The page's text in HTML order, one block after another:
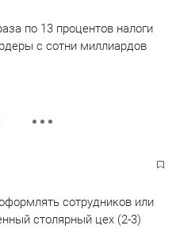
по 13 процентов налоги
с сотни миллиардов
сотрудников или
столярный цех (2-3)